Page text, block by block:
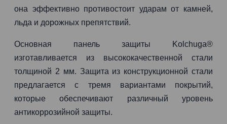
она эффективно противостоит ударам от камней,
льда и дорожных препятствий.
Основная панель защиты Kolchuga®
изготавливается из высококачественной стали
толщиной 2 мм. Защита из конструкционной стали
предлагается с тремя вариантами покрытий,
которые обеспечивают различный уровень
антикоррозийной защиты.